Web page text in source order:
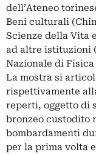
dell’Ateneo
Beni culturali
Scienze della Vita
ad altre istituzioni
Nazionale di
La mostra si
rispettivamente
reperti, oggetto di
bronzeo custodito
bombardamenti
per la prima volta